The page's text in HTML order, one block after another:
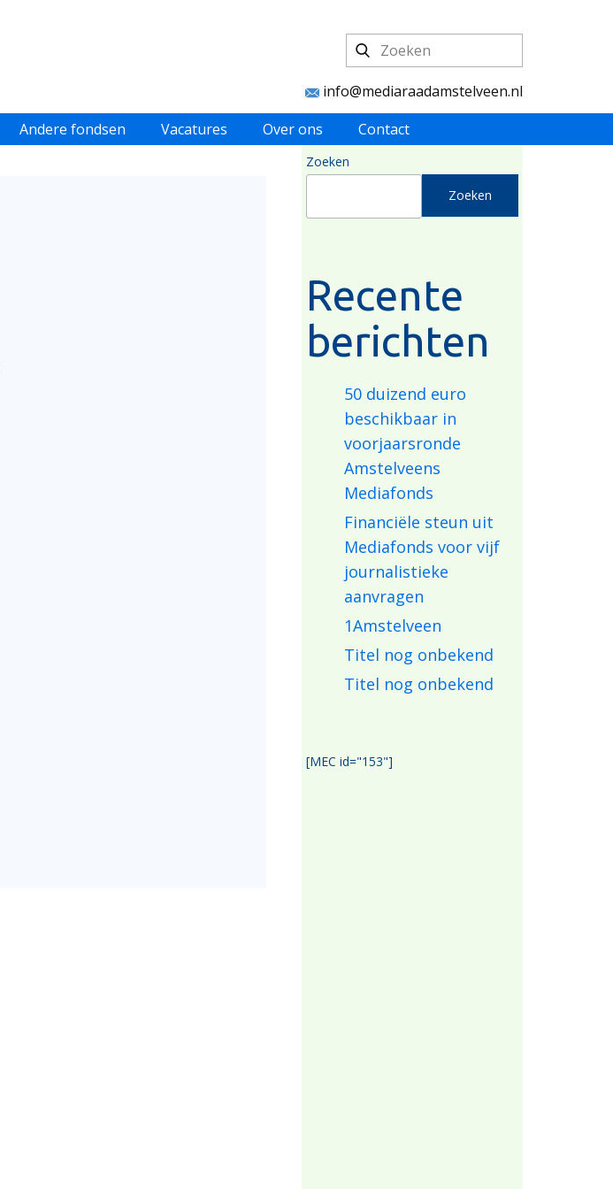
info@mediaraadamstelveen.nl
Andere fondsen Vacatures Over ons Contact
Zoeken
Zoeken
Recente
berichten
50 duizend euro
beschikbaar in
voorjaarsronde
Amstelveens
Mediafonds
Financiële steun uit
Mediafonds voor vijf
journalistieke
aanvragen
1Amstelveen
Titel nog onbekend
Titel nog onbekend
[MEC id="153"]